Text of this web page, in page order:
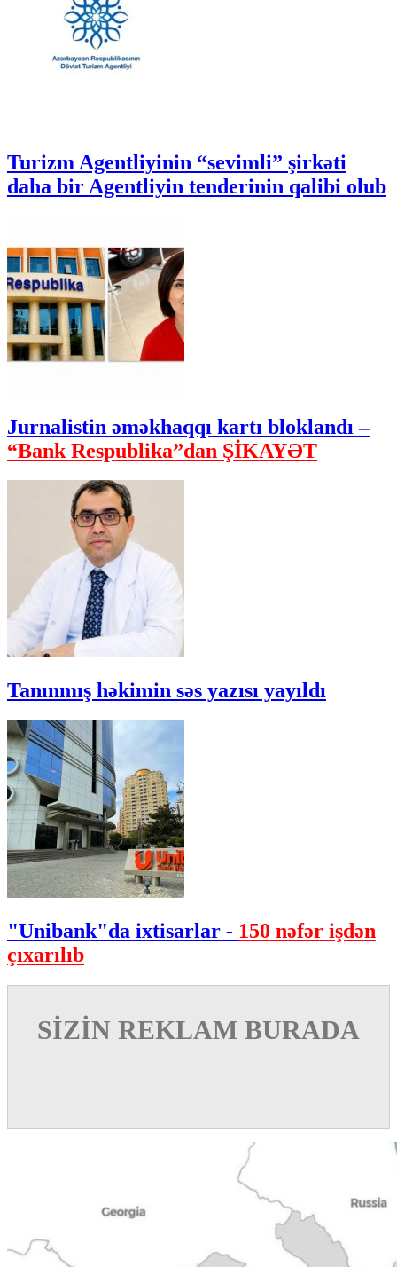
Turizm Agentliyinin “sevimli” şirkəti
daha bir Agentliyin tenderinin qalibi olub
Jurnalistin əməkhaqqı kartı bloklandı –
“Bank Respublika”dan ŞİKAYƏT
Tanınmış həkimin səs yazısı yayıldı
"Unibank"da ixtisarlar - 150 nəfər işdən
çıxarılıb
SİZİN REKLAM BURADA